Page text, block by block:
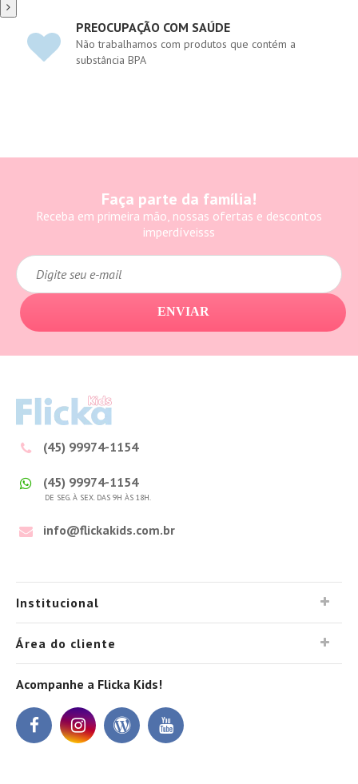
COM SAÚDE
com produtos que contém a
Projeto social de
Faça parte da família!
Receba em primeira mão, nossas ofertas e descontos
imperdíveisss
ENVIAR
(45) 99974-1154
(45) 99974-1154
DE SEG. À SEX. DAS 9H ÀS 18H.
info@flickakids.com.br
Institucional
Área do cliente
Acompanhe a Flicka Kids!